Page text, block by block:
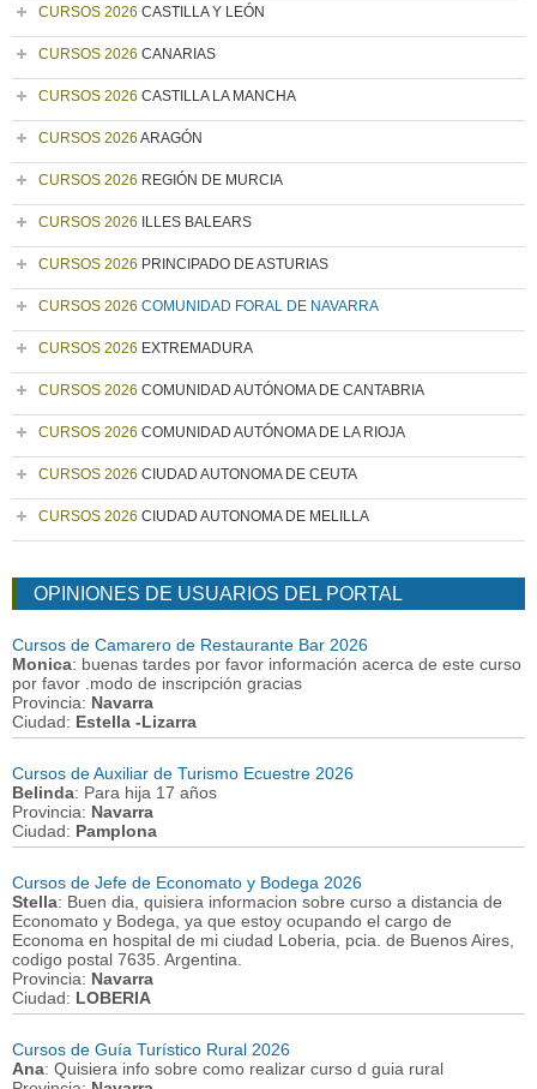
CURSOS 2026 CASTILLA Y LEÓN
CURSOS 2026 CANARIAS
CURSOS 2026 CASTILLA LA MANCHA
CURSOS 2026 ARAGÓN
CURSOS 2026 REGIÓN DE MURCIA
CURSOS 2026 ILLES BALEARS
CURSOS 2026 PRINCIPADO DE ASTURIAS
CURSOS 2026 COMUNIDAD FORAL DE NAVARRA
CURSOS 2026 EXTREMADURA
CURSOS 2026 COMUNIDAD AUTÓNOMA DE CANTABRIA
CURSOS 2026 COMUNIDAD AUTÓNOMA DE LA RIOJA
CURSOS 2026 CIUDAD AUTONOMA DE CEUTA
CURSOS 2026 CIUDAD AUTONOMA DE MELILLA
OPINIONES DE USUARIOS DEL PORTAL
Cursos de Camarero de Restaurante Bar 2026
Monica: buenas tardes por favor información acerca de este curso
por favor .modo de inscripción gracias
Provincia: Navarra
Ciudad: Estella -Lizarra
Cursos de Auxiliar de Turismo Ecuestre 2026
Belinda: Para hija 17 años
Provincia: Navarra
Ciudad: Pamplona
Cursos de Jefe de Economato y Bodega 2026
Stella: Buen dia, quisiera informacion sobre curso a distancia de
Economato y Bodega, ya que estoy ocupando el cargo de
Economa en hospital de mi ciudad Loberia, pcia. de Buenos Aires,
codigo postal 7635. Argentina.
Provincia: Navarra
Ciudad: LOBERIA
Cursos de Guía Turístico Rural 2026
Ana: Quisiera info sobre como realizar curso d guia rural